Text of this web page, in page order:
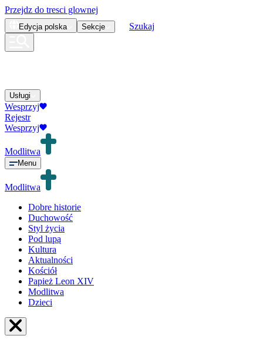
Przejdz do tresci glownej
Edycja polska Sekcje Szukaj
Usługi
Wesprzyj
Rejestr
Wesprzyj
Modlitwa
Menu
Modlitwa
Dobre historie
Duchowość
Styl życia
Pod lupą
Kultura
Aktualności
Kościół
Papież Leon XIV
Modlitwa
Dzieci